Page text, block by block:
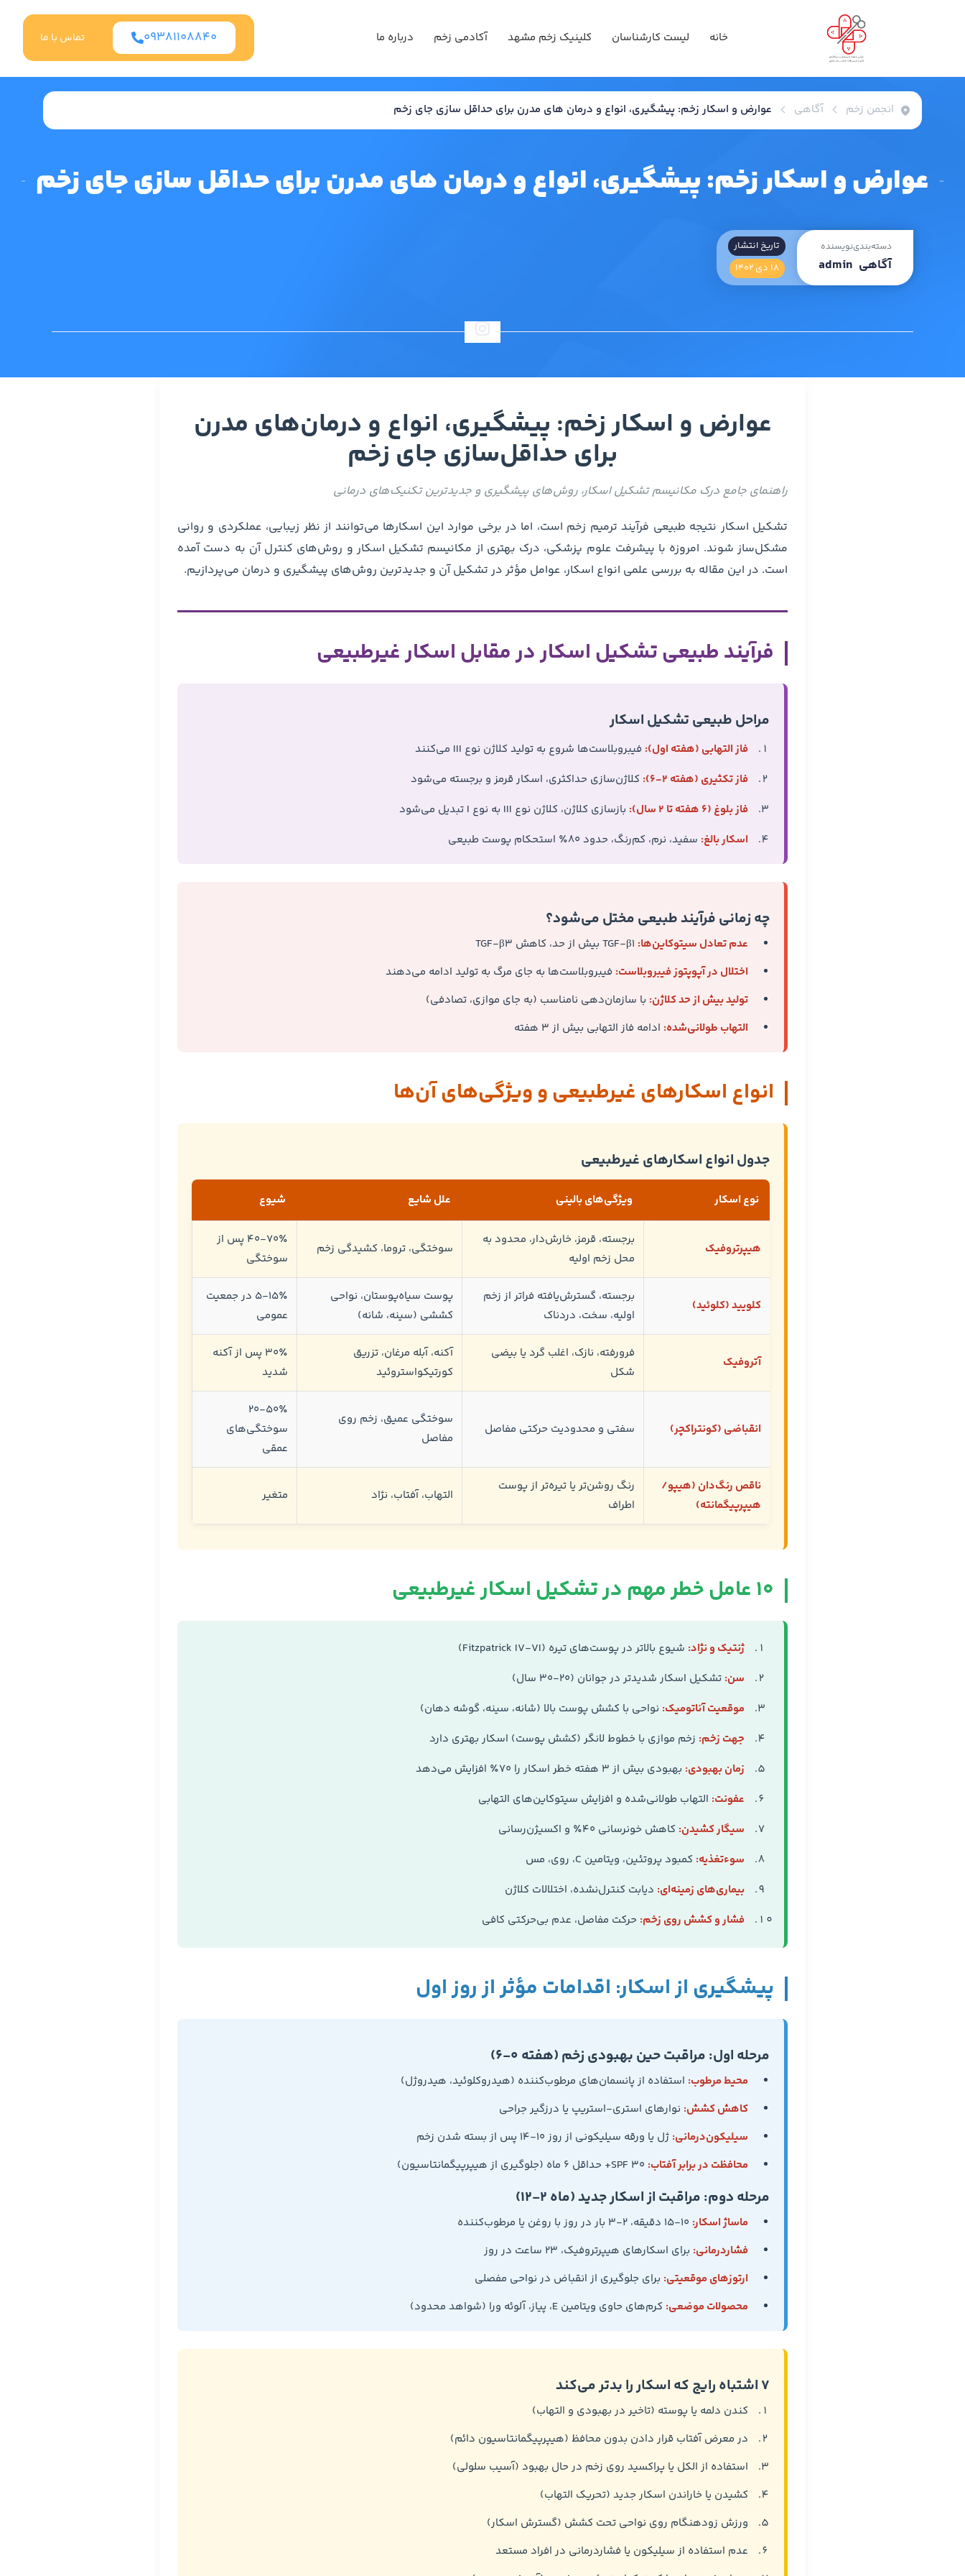
تماس با ما 09381108840 خانه لیست کارشناسان کلینیک زخم مشهد آکادمی زخم درباره ما
انجمن زخم آگاهی عوارض و اسکار زخم: پیشگیری، انواع و درمان های مدرن برای حداقل سازی جای زخم
عوارض و اسکار زخم: پیشگیری، انواع و درمان های مدرن برای حداقل سازی جای زخم
دسته‌بندی
آگاهی
نویسنده
admin
تاریخ انتشار
۱۸ دی ۱۴۰۲
عوارض و اسکار زخم: پیشگیری، انواع و درمان‌های مدرن
برای حداقل‌سازی جای زخم
راهنمای جامع درک مکانیسم تشکیل اسکار، روش‌های پیشگیری و جدیدترین تکنیک‌های درمانی
تشکیل اسکار نتیجه طبیعی فرآیند ترمیم زخم است، اما در برخی موارد این اسکارها می‌توانند از نظر زیبایی، عملکردی و روانی
مشکل‌ساز شوند. امروزه با پیشرفت علوم پزشکی، درک بهتری از مکانیسم تشکیل اسکار و روش‌های کنترل آن به دست آمده
است. در این مقاله به بررسی علمی انواع اسکار، عوامل مؤثر در تشکیل آن و جدیدترین روش‌های پیشگیری و درمان می‌پردازیم.
فرآیند طبیعی تشکیل اسکار در مقابل اسکار غیرطبیعی
مراحل طبیعی تشکیل اسکار
فاز التهابی (هفته اول): فیبروبلاست‌ها شروع به تولید کلاژن نوع III می‌کنند
فاز تکثیری (هفته ۲-۶):
کلاژن‌سازی حداکثری، اسکار قرمز و برجسته می‌شود
فاز بلوغ (۶ هفته تا ۲ سال):
بازسازی کلاژن، کلاژن نوع III به نوع I تبدیل می‌شود
اسکار بالغ: سفید، نرم، کم‌رنگ، حدود ۸۰٪ استحکام پوست طبیعی
چه زمانی فرآیند طبیعی مختل می‌شود؟
عدم تعادل سیتوکاین‌ها:
اختلال در آپوپتوز فیبروبلاست: فیبروبلاست‌ها به جای مرگ به تولید ادامه می‌دهند
تولید بیش از حد کلاژن: با سازمان‌دهی نامناسب (به جای موازی، تصادفی)
التهاب طولانی‌شده: ادامه فاز التهابی بیش از ۳ هفته
انواع اسکارهای غیرطبیعی و ویژگی‌های آن‌ها
جدول انواع اسکارهای غیرطبیعی
نوع اسکار ویژگی‌های بالینی علل شایع شیوع
هیپرتروفیک
برجسته، قرمز، خارش‌دار، محدود به
محل زخم اولیه
سوختگی، تروما، کشیدگی زخم
۴۰-۷۰٪ پس از
سوختگی
کلویید (کلوئید)
برجسته، گسترش‌یافته فراتر از زخم
اولیه، سخت، دردناک
پوست سیاه‌پوستان، نواحی
کششی (سینه، شانه)
۵-۱۵٪ در جمعیت
عمومی
آتروفیک
فرورفته، نازک، اغلب گرد یا بیضی
شکل
آکنه، آبله مرغان، تزریق
کورتیکواستروئید
۳۰٪ پس از آکنه
شدید
انقباضی (کونتراکچر) سفتی و محدودیت حرکتی مفاصل
سوختگی عمیق، زخم روی
مفاصل
۲۰-۵۰٪
سوختگی‌های
عمقی
ناقص رنگ‌دان (هیپو/
هیپرپیگمانته)
رنگ روشن‌تر یا تیره‌تر از پوست
اطراف
التهاب، آفتاب، نژاد متغیر
۱۰ عامل خطر مهم در تشکیل اسکار غیرطبیعی
ژنتیک و نژاد: شیوع بالاتر در پوست‌های تیره (Fitzpatrick IV-VI)
سن: تشکیل اسکار شدیدتر در جوانان (۲۰-۳۰ سال)
موقعیت آناتومیک: نواحی با کشش پوست بالا (شانه، سینه، گوشه دهان)
جهت زخم: زخم موازی با خطوط لانگر (کشش پوست) اسکار بهتری دارد
زمان بهبودی: بهبودی بیش از ۳ هفته خطر اسکار را ۷۰٪ افزایش می‌دهد
عفونت: التهاب طولانی‌شده و افزایش سیتوکاین‌های التهابی
سیگار کشیدن: کاهش خونرسانی ۴۰٪ و اکسیژن‌رسانی
سوءتغذیه: کمبود پروتئین، ویتامین C، روی، مس
بیماری‌های زمینه‌ای: دیابت کنترل‌نشده، اختلالات کلاژن
فشار و کشش روی زخم: حرکت مفاصل، عدم بی‌حرکتی کافی
پیشگیری از اسکار: اقدامات مؤثر از روز اول
مرحله اول: مراقبت حین بهبودی زخم (هفته ۰-۶)
محیط مرطوب: استفاده از پانسمان‌های مرطوب‌کننده (هیدروکلوئید، هیدروژل)
کاهش کشش: نوارهای استری-استریپ یا درزگیر جراحی
سیلیکون‌درمانی: ژل یا ورقه سیلیکونی از روز ۱۰-۱۴ پس از بسته شدن زخم
محافظت در برابر آفتاب:
مرحله دوم: مراقبت از اسکار جدید (ماه ۲-۱۲)
ماساژ اسکار:
فشاردرمانی: برای اسکارهای هیپرتروفیک، ۲۳ ساعت در روز
ارتوزهای موقعیتی: برای جلوگیری از انقباض در نواحی مفصلی
محصولات موضعی: کرم‌های حاوی ویتامین E، پیاز، آلوئه ورا (شواهد محدود)
۷ اشتباه رایج که اسکار را بدتر می‌کند
کندن دلمه یا پوسته (تاخیر در بهبودی و التهاب)
در معرض آفتاب قرار دادن بدون محافظ (هیپرپیگمانتاسیون دائم)
استفاده از الکل یا پراکسید روی زخم در حال بهبود (آسیب سلولی)
کشیدن یا خاراندن اسکار جدید (تحریک التهاب)
ورزش زودهنگام روی نواحی تحت کشش (گسترش اسکار)
عدم استفاده از سیلیکون یا فشاردرمانی در افراد مستعد